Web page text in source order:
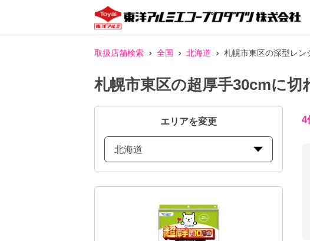
取扱店舗検索 全国 北海道 札幌市東区の深型レン
札幌市東区の超厚手30cmに
エリアを変更
北海道
4